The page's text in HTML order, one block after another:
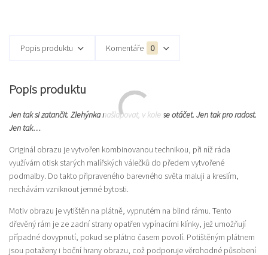
Popis produktu Komentáře 0
Popis produktu
Jen tak si zatančit. Zlehýnka našlapovat, v kole se otáčet. Jen tak pro radost.
Jen tak…
Originál obrazu je vytvořen kombinovanou technikou, při níž ráda
využívám otisk starých malířských válečků do předem vytvořené
podmalby. Do takto připraveného barevného světa maluji a kreslím,
nechávám vzniknout jemné bytosti.
Motiv obrazu je vytištěn na plátně, vypnutém na blind rámu. Tento
dřevěný rám je ze zadní strany opatřen vypínacími klínky, jež umožňují
případné dovypnutí, pokud se plátno časem povolí. Potištěným plátnem
jsou potaženy i boční hrany obrazu, což podporuje věrohodné působení